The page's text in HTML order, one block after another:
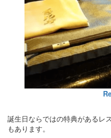
誕生日ならではの特典があるレ
もあります。